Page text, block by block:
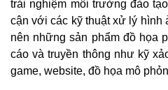
trải nghiệm môi trường đào
cận với các kỹ thuật xử lý hình
nên những sản phẩm đồ họa
cáo và truyền thông như kỹ
game, website, đồ họa mô